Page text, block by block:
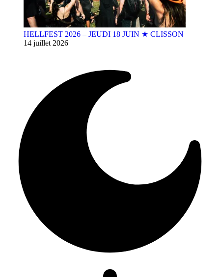
HELLFEST 2026 – JEUDI 18 JUIN ★ CLISSON
14 juillet 2026